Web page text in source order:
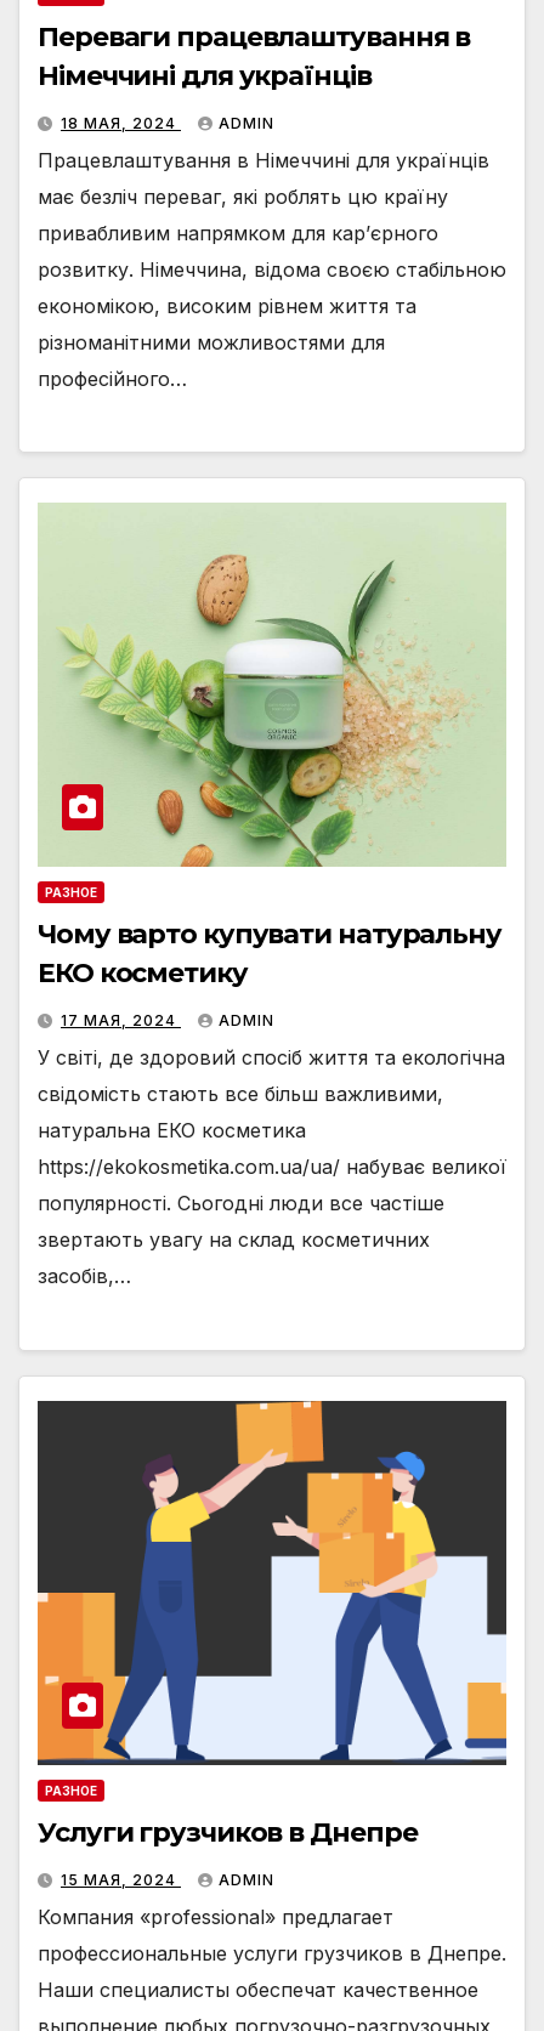
Переваги працевлаштування в
Німеччині для українців
18 МАЯ, 2024 ADMIN
Працевлаштування в Німеччині для українців
має безліч переваг, які роблять цю країну
привабливим напрямком для кар’єрного
розвитку. Німеччина, відома своєю стабільною
економікою, високим рівнем життя та
різноманітними можливостями для
професійного…
РАЗНОЕ
Чому варто купувати натуральну
ЕКО косметику
17 МАЯ, 2024 ADMIN
У світі, де здоровий спосіб життя та екологічна
свідомість стають все більш важливими,
натуральна ЕКО косметика
https://ekokosmetika.com.ua/ua/ набуває великої
популярності. Сьогодні люди все частіше
звертають увагу на склад косметичних
засобів,…
РАЗНОЕ
Услуги грузчиков в Днепре
15 МАЯ, 2024 ADMIN
Компания «professional» предлагает
профессиональные услуги грузчиков в Днепре.
Наши специалисты обеспечат качественное